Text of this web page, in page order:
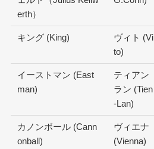
erth）
キング (King)
ヴィト (Vi
to)
イーストマン (East
man)
ティアン
ラン (Tien
-Lan)
カノンボール (Cann
onball)
ヴィエナ
(Vienna)